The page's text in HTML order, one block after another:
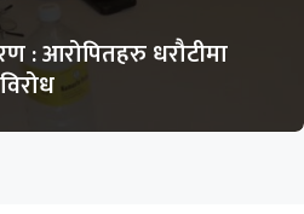
: आरोपितहरु धरौटीमा